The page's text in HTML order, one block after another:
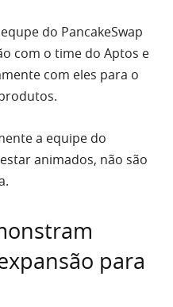
do PancakeSwap
com o time do Aptos e
com eles para o
a equipe do
animados, não são
para